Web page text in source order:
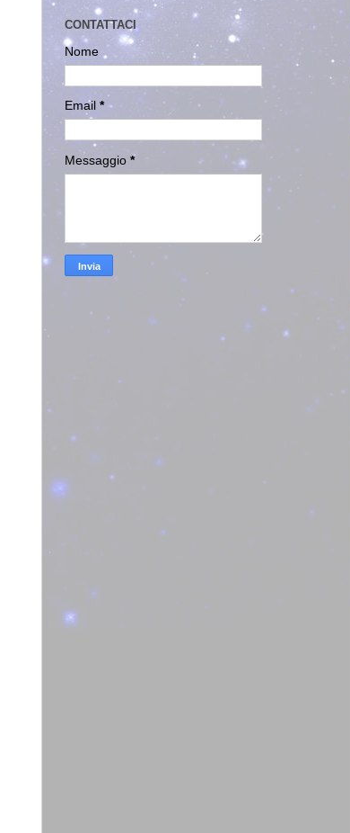
CONTATTACI
Nome
Email *
Messaggio *